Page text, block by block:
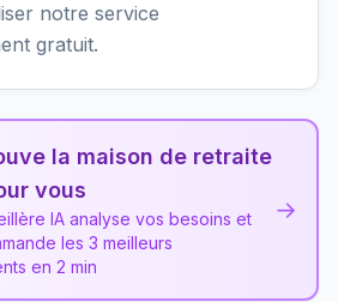
notre service
gratuit.
la maison de retraite
vous
IA analyse vos besoins et
les 3 meilleurs
en 2 min
→